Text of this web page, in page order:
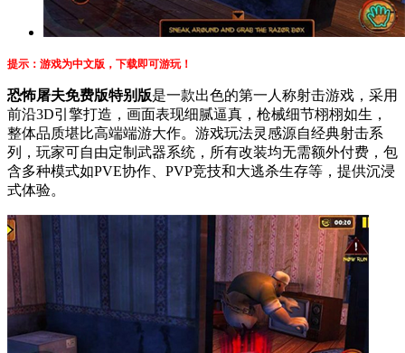
提示：游戏为中文版，下载即可游玩！
恐怖屠夫免费版特别版是一款出色的第一人称射击游戏，采用
前沿3D引擎打造，画面表现细腻逼真，枪械细节栩栩如生，
整体品质堪比高端端游大作。游戏玩法灵感源自经典射击系
列，玩家可自由定制武器系统，所有改装均无需额外付费，包
含多种模式如PVE协作、PVP竞技和大逃杀生存等，提供沉浸
式体验。